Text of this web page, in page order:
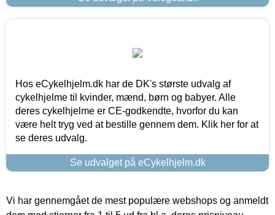
Hos eCykelhjelm.dk har de DK's største udvalg af
cykelhjelme til kvinder, mænd, børn og babyer. Alle
deres cykelhjelme er CE-godkendte, hvorfor du kan
være helt tryg ved at bestille gennem dem. Klik her for at
se deres udvalg.
Se udvalget på eCykelhjelm.dk
Vi har gennemgået de mest populære webshops og anmeldt